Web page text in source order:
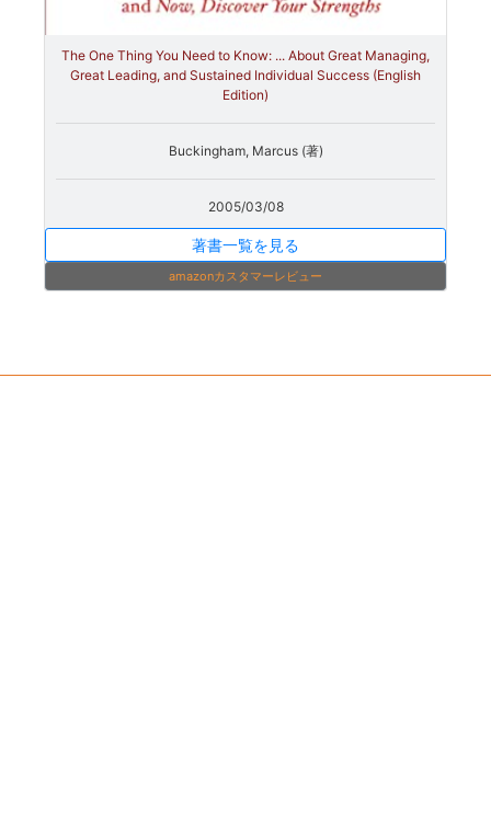
The One Thing You Need to Know: ... About Great Managing,
Great Leading, and Sustained Individual Success (English
Edition)
Buckingham, Marcus (著)
2005/03/08
著書一覧を見る
amazonカスタマーレビュー